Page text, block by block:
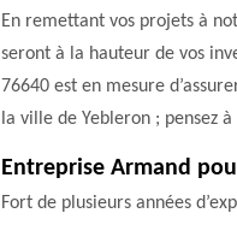
En remettant vos projets à
seront à la hauteur de vos
76640 est en mesure
la ville de Yebleron ; pensez
Entreprise Armand
Fort de plusieurs années